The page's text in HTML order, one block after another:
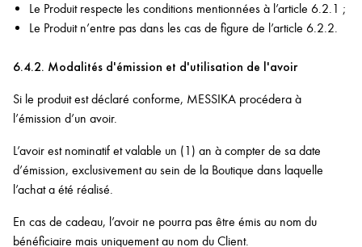
Le Produit respecte les conditions mentionnées à l’article 6.2.1 ;
Le Produit n’entre pas dans les cas de figure de l’article 6.2.2.
6.4.2. Modalités d'émission et d'utilisation de l'avoir
Si le produit est déclaré conforme, MESSIKA procédera à
l’émission d’un avoir.
L’avoir est nominatif et valable un (1) an à compter de sa date
d’émission, exclusivement au sein de la Boutique dans laquelle
l’achat a été réalisé.
En cas de cadeau, l’avoir ne pourra pas être émis au nom du
bénéficiaire mais uniquement au nom du Client.